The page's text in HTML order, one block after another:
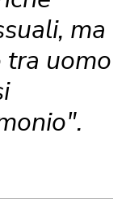
ma
tra uomo